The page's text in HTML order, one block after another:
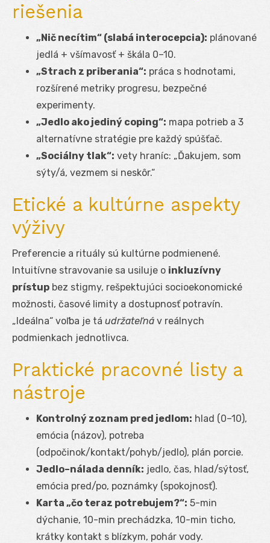
riešenia
„Nič necítim“ (slabá interocepcia): plánované
jedlá + všímavosť + škála 0–10.
„Strach z priberania“: práca s hodnotami,
rozšírené metriky progresu, bezpečné
experimenty.
„Jedlo ako jediný coping“: mapa potrieb a 3
alternatívne stratégie pre každý spúšťač.
„Sociálny tlak“: vety hraníc: „Ďakujem, som
sýty/á, vezmem si neskôr.“
Etické a kultúrne aspekty
výživy
Preferencie a rituály sú kultúrne podmienené.
Intuitívne stravovanie sa usiluje o inkluzívny
prístup bez stigmy, rešpektujúci socioekonomické
možnosti, časové limity a dostupnosť potravín.
„Ideálna“ voľba je tá udržateľná v reálnych
podmienkach jednotlivca.
Praktické pracovné listy a
nástroje
Kontrolný zoznam pred jedlom: hlad (0–10),
emócia (názov), potreba
(odpočinok/kontakt/pohyb/jedlo), plán porcie.
Jedlo–nálada denník: jedlo, čas, hlad/sýtosť,
emócia pred/po, poznámky (spokojnosť).
Karta „čo teraz potrebujem?“: 5-min
dýchanie, 10-min prechádzka, 10-min ticho,
krátky kontakt s blízkym, pohár vody.